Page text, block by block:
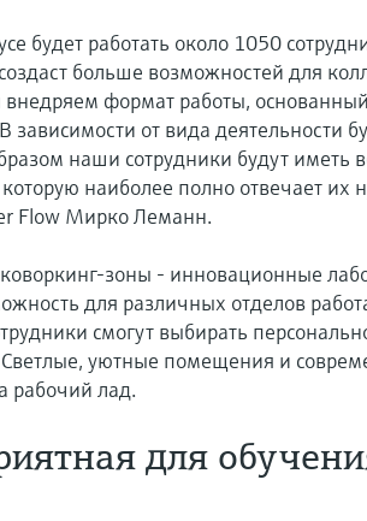
будет работать около 1050
больше возможностей для
формат работы,
зависимости от вида деятельности
наши сотрудники будут иметь
которую наиболее полно отвечает их
Flow Мирко Леманн.
зоны - инновационные
для различных отделов
смогут выбирать
уютные помещения и
рабочий лад.
для